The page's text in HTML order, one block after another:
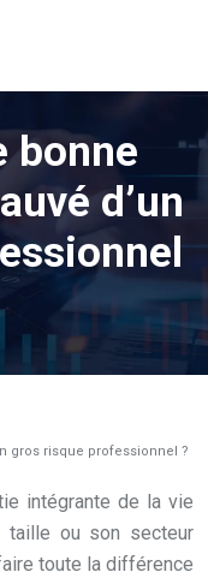
bonne
d’un
gros risque professionnel ?
intégrante de la vie
taille ou son secteur
toute la différence